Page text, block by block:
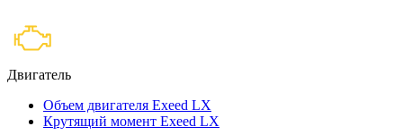
Двигатель
Объем двигателя Exeed LX
Крутящий момент Exeed LX